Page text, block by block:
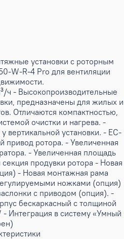
установки с роторным
W-R-4 Pro для вентиляции
ч - Высокопроизводительные
предназначены для жилых и
Отличаются компактностью,
очистки и нагрева. -
установки. - EC-
привод ротора. - Увеличенная
- Увеличенная площадь
продувки ротора - Новая
- Новая монтажная рама
ножками (опция)
с приводом (опция). -
бескаркасный с толщиной
Интеграция в систему «Умный